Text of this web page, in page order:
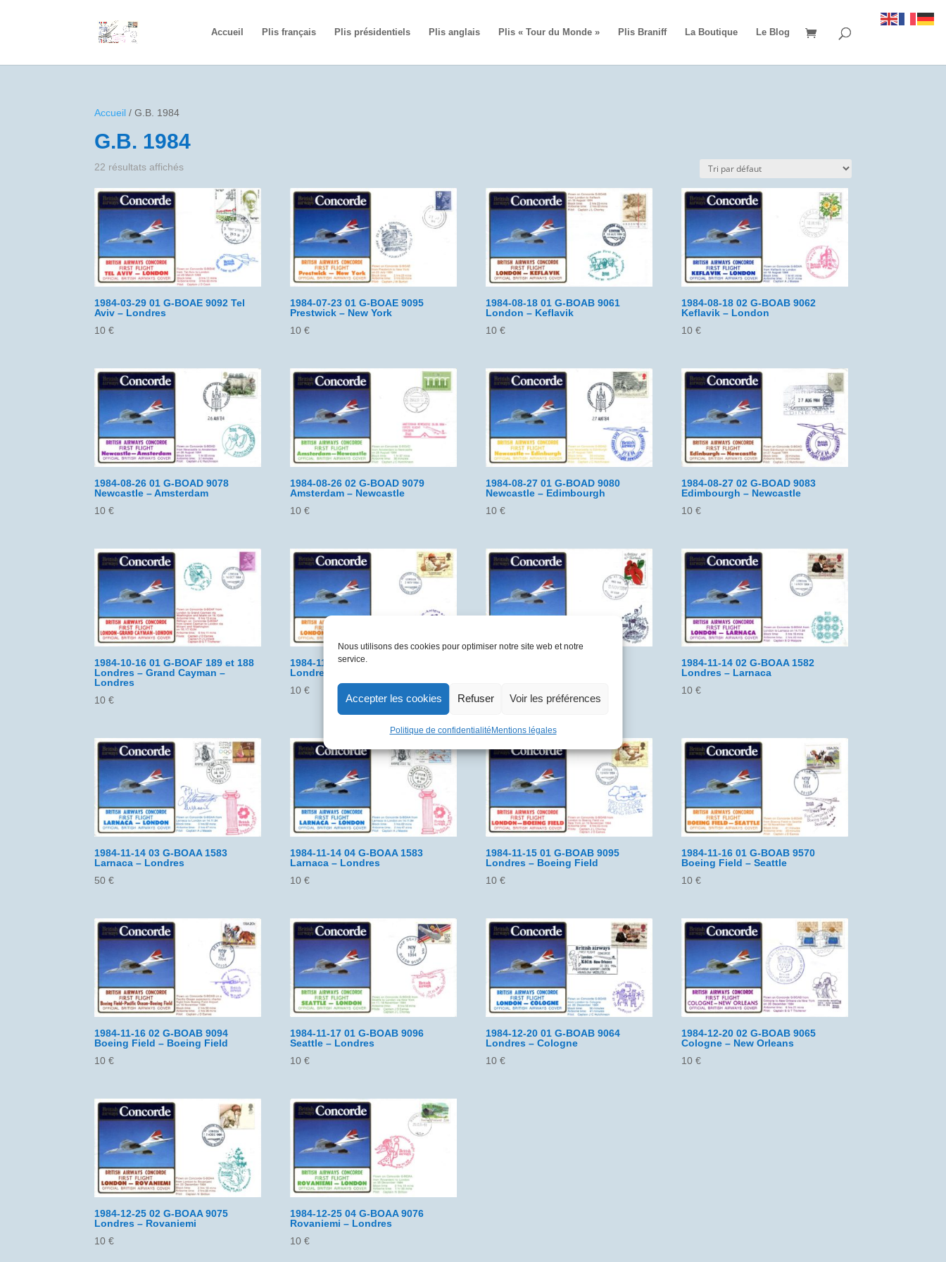
Nous utilisons des cookies pour optimiser notre site web et notre
service.
Accepter les cookies Refuser Voir les préférences
Politique de confidentialitéMentions légales
Accueil Plis français Plis présidentiels Plis anglais Plis « Tour du Monde » Plis Braniff La Boutique Le Blog
Accueil / G.B. 1984
G.B. 1984
22 résultats affichés
1984-03-29 01 G-BOAE 9092 Tel
Aviv – Londres
10€
1984-07-23 01 G-BOAE 9095
Prestwick – New York
10€
1984-08-18 01 G-BOAB 9061
London – Keflavik
10€
1984-08-18 02 G-BOAB 9062
Keflavik – London
10€
1984-08-26 01 G-BOAD 9078
Newcastle – Amsterdam
10€
1984-08-26 02 G-BOAD 9079
Amsterdam – Newcastle
10€
1984-08-27 01 G-BOAD 9080
Newcastle – Edimbourgh
10€
1984-08-27 02 G-BOAD 9083
Edimbourgh – Newcastle
10€
1984-10-16 01 G-BOAF 189 et 188
Londres – Grand Cayman –
Londres
10€
1984-11-02 01 G-BOAA 9079
Londres – Antigua
10€
1984-11-14 02 G-BOAA 1582
Londres – Larnaca
10€
1984-11-14 03 G-BOAA 1583
Larnaca – Londres
50€
1984-11-14 04 G-BOAA 1583
Larnaca – Londres
10€
1984-11-15 01 G-BOAB 9095
Londres – Boeing Field
10€
1984-11-16 01 G-BOAB 9570
Boeing Field – Seattle
10€
1984-11-16 02 G-BOAB 9094
Boeing Field – Boeing Field
10€
1984-11-17 01 G-BOAB 9096
Seattle – Londres
10€
1984-12-20 01 G-BOAB 9064
Londres – Cologne
10€
1984-12-20 02 G-BOAB 9065
Cologne – New Orleans
10€
1984-12-25 02 G-BOAA 9075
Londres – Rovaniemi
10€
1984-12-25 04 G-BOAA 9076
Rovaniemi – Londres
10€